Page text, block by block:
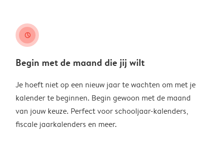
clock
Begin met de maand die jij wilt
Je hoeft niet op een nieuw jaar te wachten om met je
kalender te beginnen. Begin gewoon met de maand
van jouw keuze. Perfect voor schooljaar-kalenders,
fiscale jaarkalenders en meer.